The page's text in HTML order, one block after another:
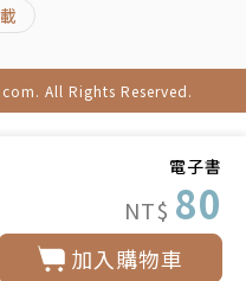
電子書
NT$ 80
加入購物車
All Rights Reserved.